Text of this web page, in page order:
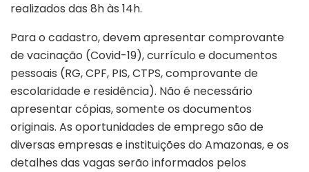
realizados das 8h às 14h.
Para o cadastro, devem apresentar comprovante
de vacinação (Covid-19), currículo e documentos
pessoais (RG, CPF, PIS, CTPS, comprovante de
escolaridade e residência). Não é necessário
apresentar cópias, somente os documentos
originais. As oportunidades de emprego são de
diversas empresas e instituições do Amazonas, e os
detalhes das vagas serão informados pelos